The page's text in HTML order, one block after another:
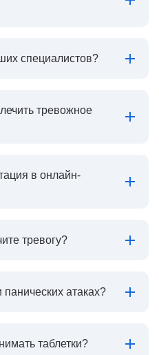
специалистов?
тревожное
в онлайн-
тревогу?
атаках?
таблетки?